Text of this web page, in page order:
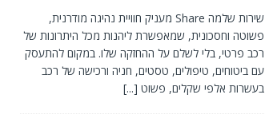
שירות שלמה Share מעניק חוויית נהיגה מודרנית,
פשוטה וחסכונית, שמאפשרת ליהנות מכל היתרונות של
רכב פרטי, בלי לשלם על ההחזקה שלו. במקום להתעסק
עם ביטוחים, טיפולים, טסטים, חניה ורכישה של רכב
בעשרות אלפי שקלים, פשוט [...]